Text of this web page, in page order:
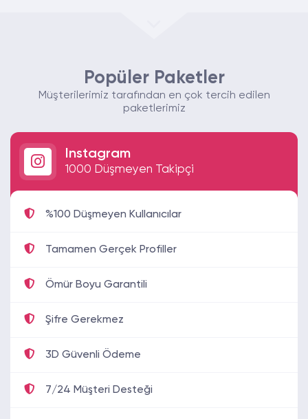
Popüler Paketler
Müşterilerimiz tarafından en çok tercih edilen
paketlerimiz
Instagram
1000 Düşmeyen Takipçi
%100 Düşmeyen Kullanıcılar
Tamamen Gerçek Profiller
Ömür Boyu Garantili
Şifre Gerekmez
3D Güvenli Ödeme
7/24 Müşteri Desteği